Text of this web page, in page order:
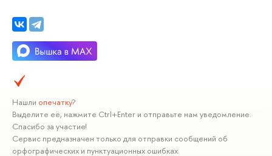
Нашли опечатку?
Выделите её, нажмите Ctrl+Enter и отправьте нам уведомление.
Спасибо за участие!
Сервис предназначен только для отправки сообщений об
орфографических и пунктуационных ошибках.